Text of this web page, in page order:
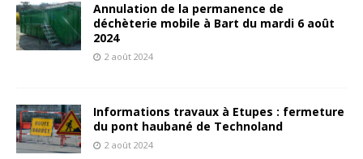
Annulation de la permanence de
déchèterie mobile à Bart du mardi 6 août
2024
2 août 2024
Informations travaux à Etupes : fermeture
du pont haubané de Technoland
2 août 2024